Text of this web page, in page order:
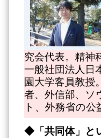
究会代表。精神
一般社団法人日
園大学客員教授
者、外信部、ソ
ト、外務省の
◆「共同体」と